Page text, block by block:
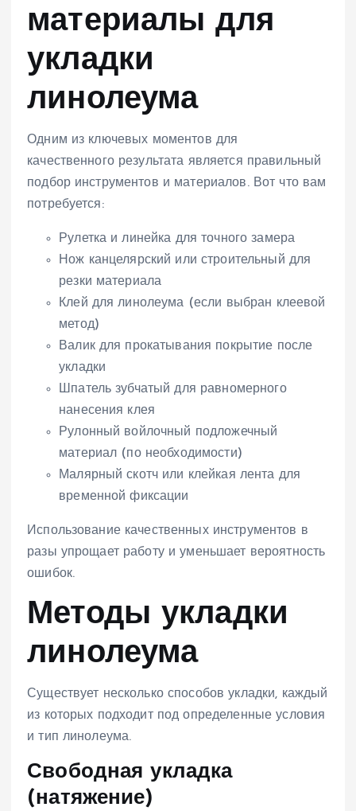
материалы для
укладки
линолеума
Одним из ключевых моментов для
качественного результата является правильный
подбор инструментов и материалов. Вот что вам
потребуется:
Рулетка и линейка для точного замера
Нож канцелярский или строительный для
резки материала
Клей для линолеума (если выбран клеевой
метод)
Валик для прокатывания покрытие после
укладки
Шпатель зубчатый для равномерного
нанесения клея
Рулонный войлочный подложечный
материал (по необходимости)
Малярный скотч или клейкая лента для
временной фиксации
Использование качественных инструментов в
разы упрощает работу и уменьшает вероятность
ошибок.
Методы укладки
линолеума
Существует несколько способов укладки, каждый
из которых подходит под определенные условия
и тип линолеума.
Свободная укладка
(натяжение)